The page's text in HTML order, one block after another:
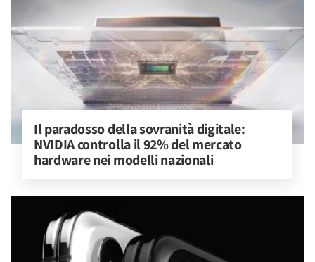
Il paradosso della sovranità digitale:
NVIDIA controlla il 92% del mercato
hardware nei modelli nazionali